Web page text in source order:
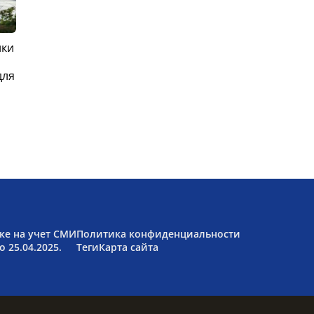
на учет СМИ
25.04.2025.
Политика конфиденциальности
ТегиКарта сайта